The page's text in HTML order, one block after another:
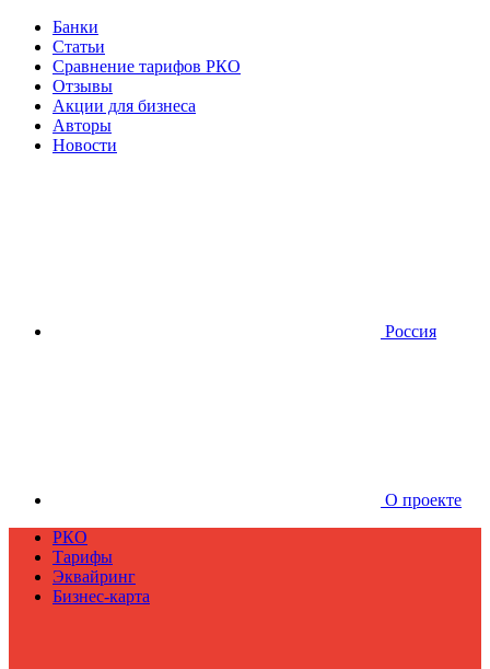
Банки
Статьи
Сравнение тарифов РКО
Отзывы
Акции для бизнеса
Авторы
Новости
Россия
О проекте
РКО
Тарифы
Эквайринг
Бизнес-карта